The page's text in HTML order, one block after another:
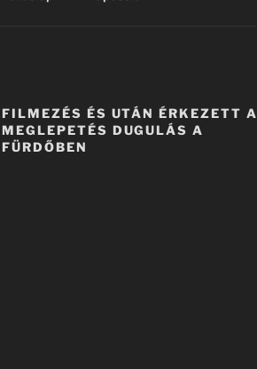
FILMEZÉS ÉS UTÁN ÉRKEZETT A
MEGLEPETÉS DUGULÁS A
FÜRDŐBEN